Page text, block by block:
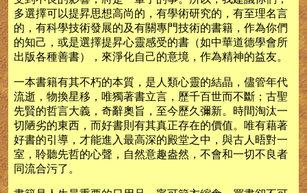
多選擇可以提昇思想高尚的，有學術研究的，有至理名言
的，有科學技術發展的及有關專門技術的書籍，作為你們
的知己，或是選擇提昇心靈感受的書（如中華道德學會所
出版各種善書），來淨化自己的意境，作為精神的益友。
一本書籍有其不朽的本質，是人類心靈的結晶，儘管年代
流逝，物換星移，唯獨著書立言，歷千百世而不斷；古聖
先賢的哲言大義，奇辭奧旨，至今歷久彌新。時間淘汰一
切陋劣的東西，而好書則有其真正存在的價值。唯有藉著
好書的引導，才能進入最高深的殿堂之中，與古人晤對一
室，聆聽先哲的心聲，自然意趣盎然，不會和一切不良者
同流合污了。